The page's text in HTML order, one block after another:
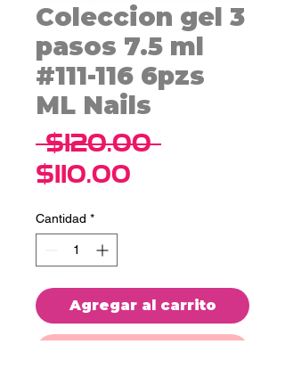
Coleccion gel 3
pasos 7.5 ml
#111-116 6pzs
ML Nails
$120.00 Precio
$110.00
Cantidad *
Agregar al carrito